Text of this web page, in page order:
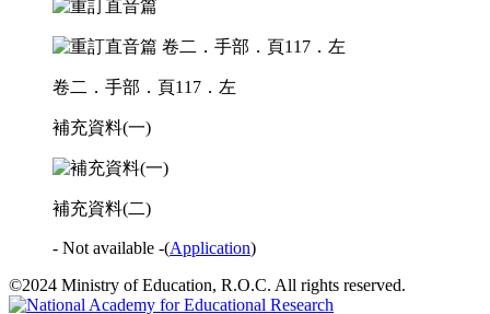
卷二．手部．頁117．左
補充資料(一)
補充資料(二)
- Not available -(Application)
©2024 Ministry of Education, R.O.C. All rights reserved.